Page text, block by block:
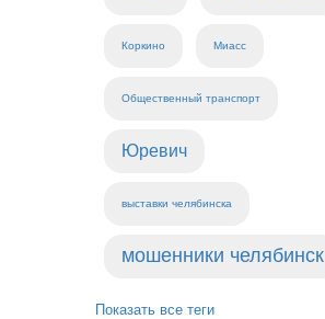
Коркино Миасс
Общественный транспорт
Юревич
выставки челябинска
мошенники челябинск
Показать все теги